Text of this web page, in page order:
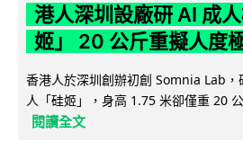
港人深圳設廠研 AI 成
姬」 20 公斤重擬人度
香港人於深圳創辦初創 Somnia Lab
人「硅姬」，身高 1.75 米卻僅重 20
閱讀全文